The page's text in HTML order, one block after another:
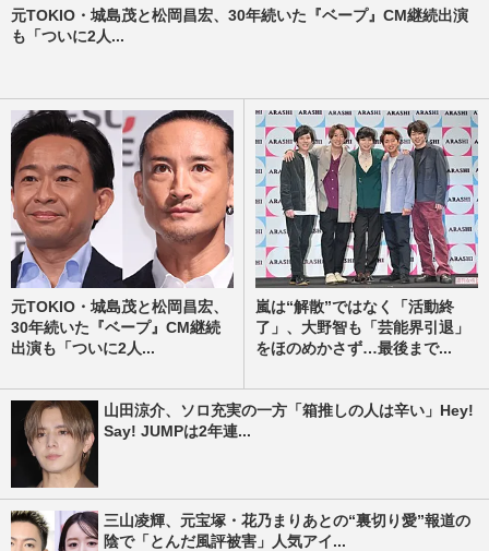
元TOKIO・城島茂と松岡昌宏、30年続いた『ベープ』CM継続出演
も「ついに2人...
元TOKIO・城島茂と松岡昌宏、
30年続いた『ベープ』CM継続
出演も「ついに2人...
嵐は“解散”ではなく「活動終
了」、大野智も「芸能界引退」
をほのめかさず…最後まで...
山田涼介、ソロ充実の一方「箱推しの人は辛い」Hey!
Say! JUMPは2年連...
三山凌輝、元宝塚・花乃まりあとの“裏切り愛”報道の
陰で「とんだ風評被害」人気アイ...